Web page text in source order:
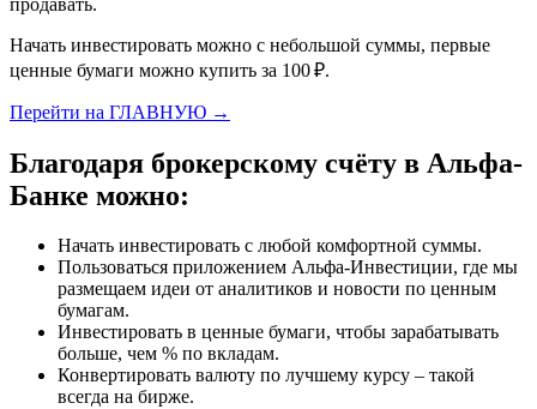
Начать инвестировать можно с небольшой суммы, первые
ценные бумаги можно купить за 100 ₽.
Перейти на ГЛАВНУЮ →
Благодаря брокерскому счёту в Альфа-
Банке можно:
Начать инвестировать с любой комфортной суммы.
Пользоваться приложением Альфа-Инвестиции, где мы
размещаем идеи от аналитиков и новости по ценным
бумагам.
Инвестировать в ценные бумаги, чтобы зарабатывать
больше, чем % по вкладам.
Конвертировать валюту по лучшему курсу – такой
всегда на бирже.